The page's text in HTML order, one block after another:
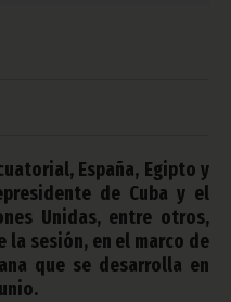
España, Egipto y
de Cuba y el
Unidas, entre otros,
sesión, en el marco de
que se desarrolla en